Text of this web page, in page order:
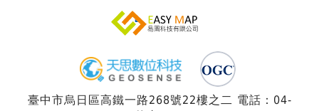
臺中市烏日區高鐵一路268號22樓之二 電話：04-